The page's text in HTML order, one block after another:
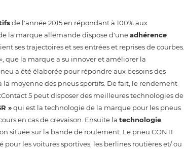
de l'année 2015 en répondant à 100% aux
la marque allemande dispose d'uneadhérence
ses trajectoires et ses entrées et reprises de courbes.
que la marque a su innover et améliorer la
a été élaborée pour répondre aux besoins des
moyenne des pneus sportifs. De fait, le rendement
5 peut disposer des meilleures technologies de
»qui est la technologie de la marque pour les pneus
en cas de crevaison. Ensuite la technologie
située sur la bande de roulement. Le pneu CONTI
pour les voitures sportives, les berlines routières et/ ou